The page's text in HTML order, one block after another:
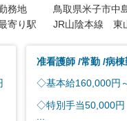
務地
鳥取県米子市中
寄り駅
JR山陰本線 東
准看護師 常勤 病棟
◇基本給160,000円
◇特別手当50,000円